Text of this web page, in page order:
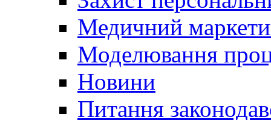
Медичний
Моделювання
Новини
Питання